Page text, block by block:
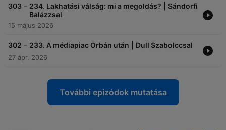
303 - 234. Lakhatási válság: mi a megoldás? ⎮ Sándorfi
Balázzsal
15 május 2026
302 - 233. A médiapiac Orbán után ⎮ Dull Szabolccsal
27 ápr. 2026
További epizódok mutatása